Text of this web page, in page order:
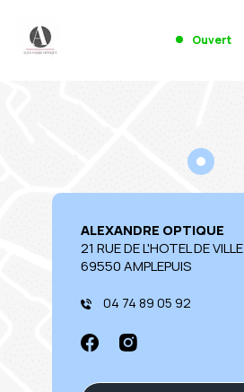
Ouvert
ALEXANDRE OPTIQUE
21 RUE DE L'HOTEL DE VILLE
69550 AMPLEPUIS
04 74 89 05 92